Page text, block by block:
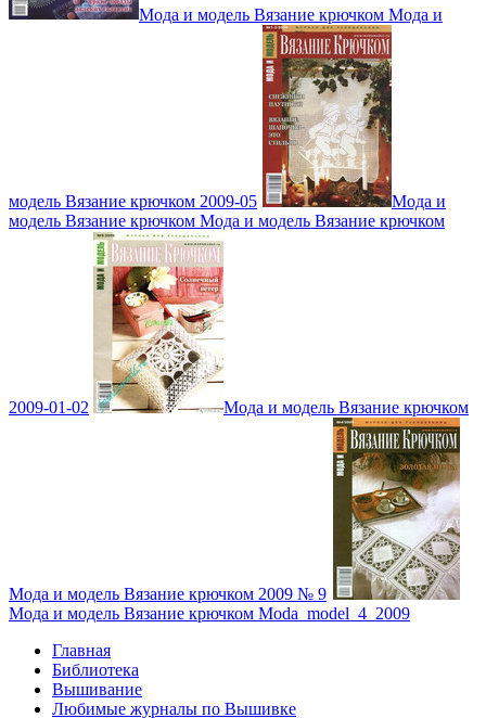
Мода и модель Вязание крючком Мода и
модель Вязание крючком 2009-05
Мода и
модель Вязание крючком Мода и модель Вязание крючком
2009-01-02 Мода и модель Вязание крючком
Мода и модель Вязание крючком 2009 № 9
Мода и модель Вязание крючком Moda_model_4_2009
Главная
Библиотека
Вышивание
Любимые журналы по Вышивке